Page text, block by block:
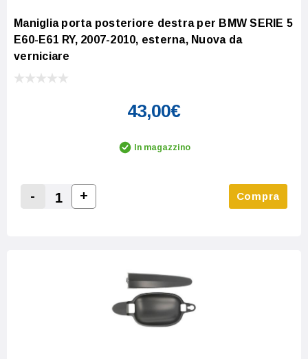
Maniglia porta posteriore destra per BMW SERIE 5
E60-E61 RY, 2007-2010, esterna, Nuova da
verniciare
43,00€
In magazzino
Decrease Quantity:
-
Increase Quantity:
+ Compra